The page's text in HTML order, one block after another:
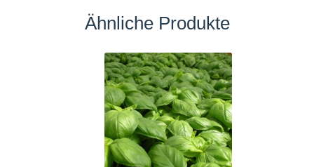
Ähnliche Produkte